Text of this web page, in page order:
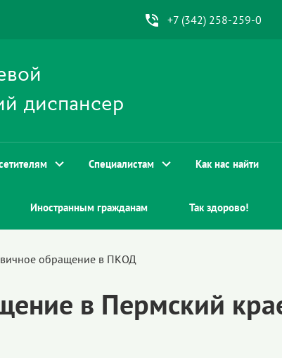
+7 (342) 258-259-0
диспансер
Специалистам Как нас найти
Иностранным гражданам Так здорово!
обращение в ПКОД
в Пермский